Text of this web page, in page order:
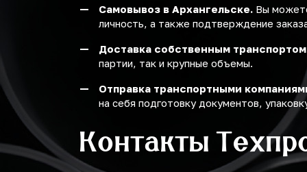
Самовывоз в Архангельске. Вы
личность, а также подтверждение
Доставка собственным
партии, так и крупные объемы.
Отправка транспортными
на себя подготовку документов,
Контакты